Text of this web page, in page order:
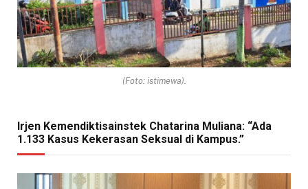
(Foto: istimewa).
Irjen Kemendiktisainstek Chatarina Muliana: “Ada
1.133 Kasus Kekerasan Seksual di Kampus.”